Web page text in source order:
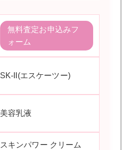
無料査定お申込みフ
ォーム
SK-II(エスケーツー)
美容乳液
スキンパワー クリーム